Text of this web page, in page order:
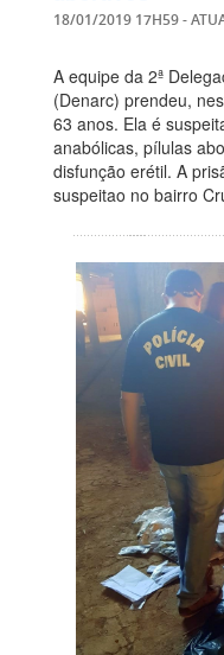
18/01/2019 17H59-
A equipe da 2ª
(Denarc) prendeu,
63 anos. Ela é
anabólicas, pílulas
disfunção erétil. A
suspeitao no bairro